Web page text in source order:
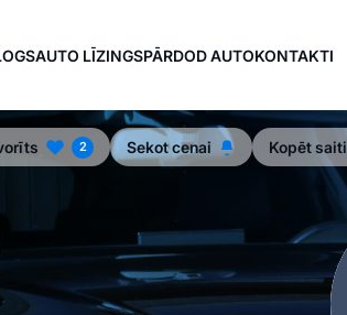
AUTO LĪZINGSPĀRDOD AUTOKONTAKTI
2 Sekot cenai Kopēt saiti